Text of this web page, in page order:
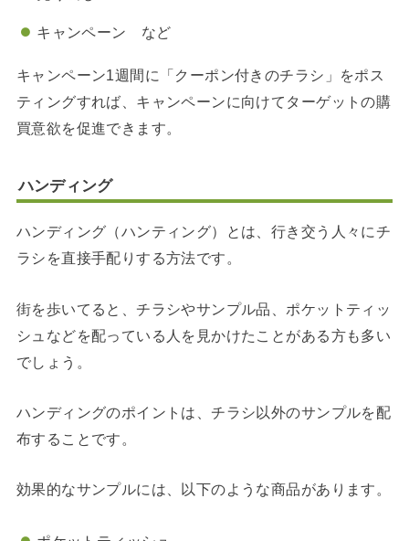
キャンペーン など
キャンペーン1週間に「クーポン付きのチラシ」をポス
ティングすれば、キャンペーンに向けてターゲットの購
買意欲を促進できます。
ハンディング
ハンディング（ハンティング）とは、行き交う人々にチ
ラシを直接手配りする方法です。
街を歩いてると、チラシやサンプル品、ポケットティッ
シュなどを配っている人を見かけたことがある方も多い
でしょう。
ハンディングのポイントは、チラシ以外のサンプルを配
布することです。
効果的なサンプルには、以下のような商品があります。